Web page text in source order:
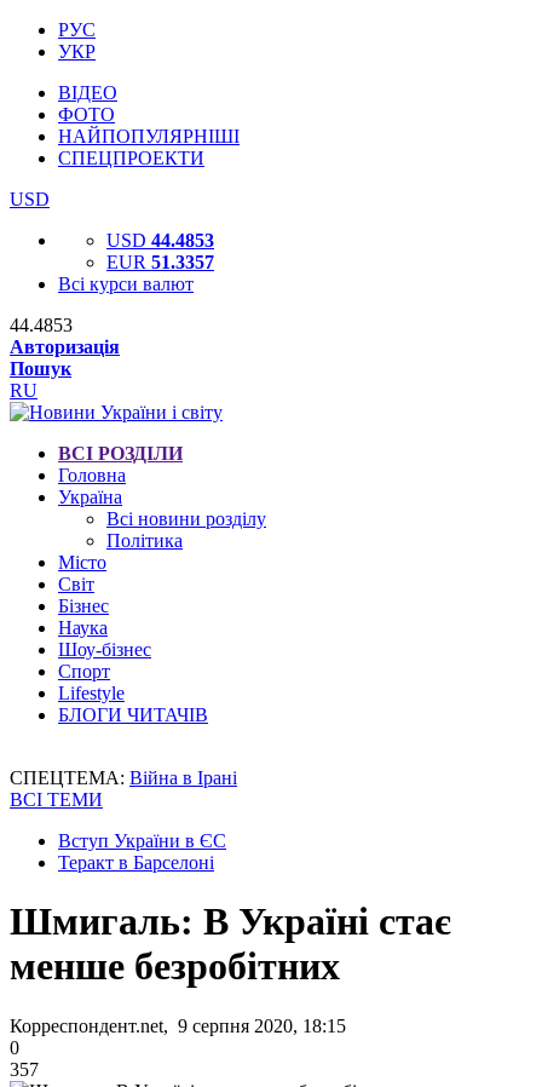
РУС
УКР
ВІДЕО
ФОТО
НАЙПОПУЛЯРНІШІ
СПЕЦПРОЕКТИ
USD
USD 44.4853
EUR 51.3357
Всі курси валют
44.4853
Авторизація
Пошук
RU
ВСІ РОЗДІЛИ
Головна
Україна
Всі новини розділу
Політика
Місто
Світ
Бізнес
Наука
Шоу-бізнес
Спорт
Lifestyle
БЛОГИ ЧИТАЧІВ
СПЕЦТЕМА: Війна в Ірані
ВСІ ТЕМИ
Вступ України в ЄС
Теракт в Барселоні
Шмигаль: В Україні стає
менше безробітних
Корреспондент.net, 9 серпня 2020, 18:15
0
357